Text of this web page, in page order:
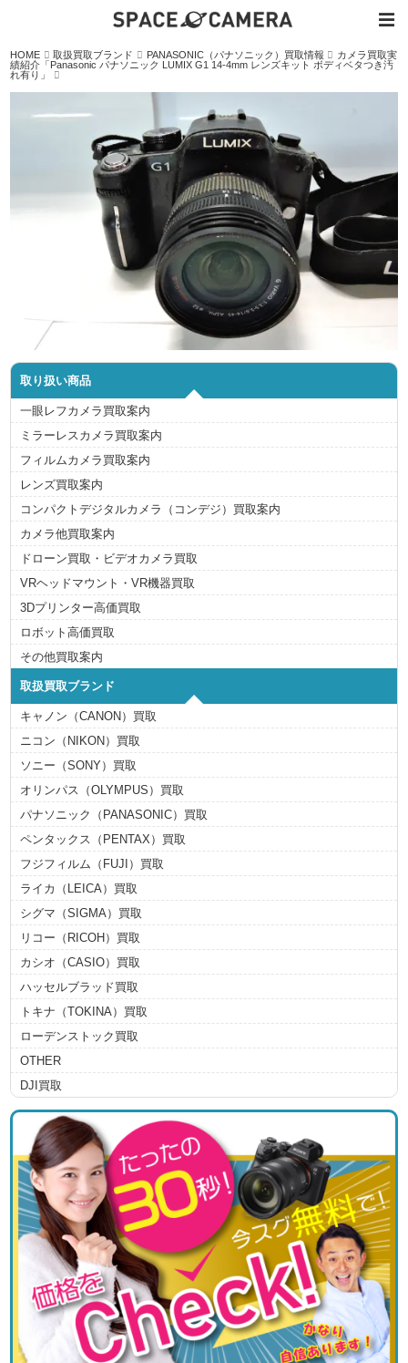
容
を
キ
プ
HOME 取扱買取ブランド PANASONIC（パナソニック）買取情報
カメラ買取実
績紹介「Panasonic パナソニック LUMIX G1 14-4mm レンズキット ボディベタつき汚
れ有り」
取り扱い商品
一眼レフカメラ買取案内
ミラーレスカメラ買取案内
フィルムカメラ買取案内
レンズ買取案内
コンパクトデジタルカメラ（コンデジ）買取案内
カメラ他買取案内
ドローン買取・ビデオカメラ買取
VRヘッドマウント・VR機器買取
3Dプリンター高価買取
ロボット高価買取
その他買取案内
取扱買取ブランド
キャノン（CANON）買取
ニコン（NIKON）買取
ソニー（SONY）買取
オリンパス（OLYMPUS）買取
パナソニック（PANASONIC）買取
ペンタックス（PENTAX）買取
フジフィルム（FUJI）買取
ライカ（LEICA）買取
シグマ（SIGMA）買取
リコー（RICOH）買取
カシオ（CASIO）買取
ハッセルブラッド買取
トキナ（TOKINA）買取
ローデンストック買取
OTHER
DJI買取